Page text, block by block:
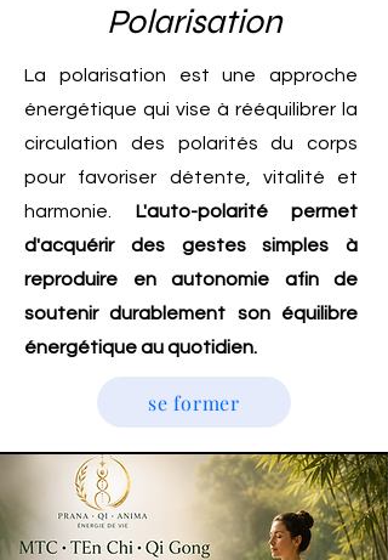
Polarisation
La polarisation est une approche
énergétique qui vise à rééquilibrer la
circulation des polarités du corps
pour favoriser détente, vitalité et
harmonie. L'auto-polarité permet
d'acquérir des gestes simples à
reproduire en autonomie afin de
soutenir durablement son équilibre
énergétique au quotidien.
se former